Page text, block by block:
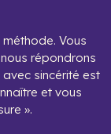
Vous
répondrons
sincérité est
et vous
».